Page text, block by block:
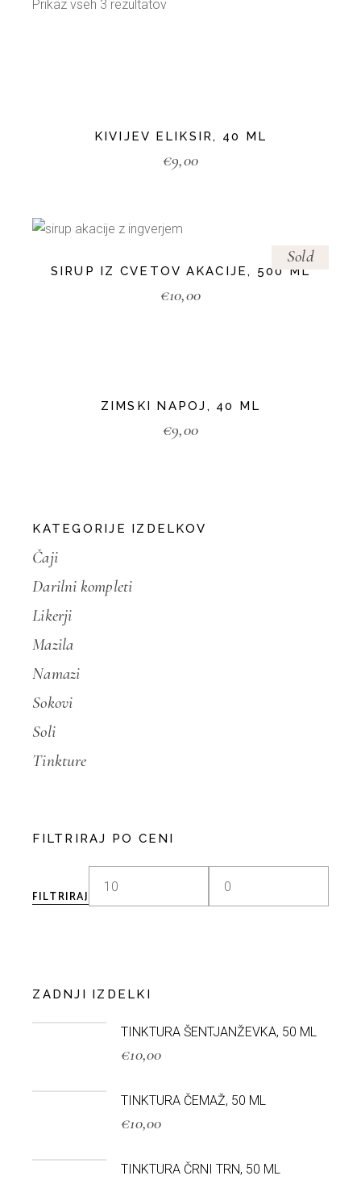
Prikaz vseh 3 rezultatov
KIVIJEV ELIKSIR, 40 ML
€9,00
Sold
SIRUP IZ CVETOV AKACIJE, 500 ML
€10,00
ZIMSKI NAPOJ, 40 ML
€9,00
KATEGORIJE IZDELKOV
Čaji
Darilni kompleti
Likerji
Mazila
Namazi
Sokovi
Soli
Tinkture
FILTRIRAJ PO CENI
FILTRIRAJ
ZADNJI IZDELKI
TINKTURA ŠENTJANŽEVKA, 50 ML
€10,00
TINKTURA ČEMAŽ, 50 ML
€10,00
TINKTURA ČRNI TRN, 50 ML